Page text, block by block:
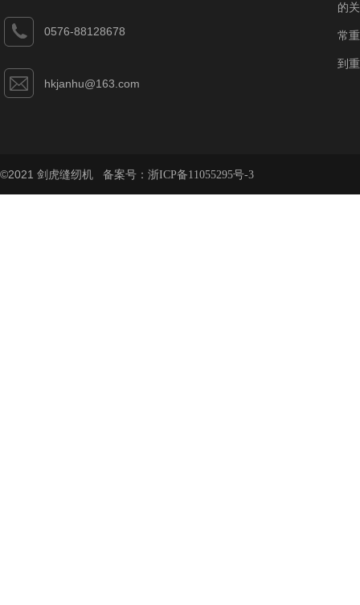
0576-88128678
hkjanhu@163.com
的
常
到
©2021 剑虎缝纫机 备案号： 浙ICP备11055295号-3